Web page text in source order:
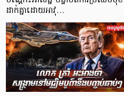
ដាក់គ្នាដោយអាវុ…